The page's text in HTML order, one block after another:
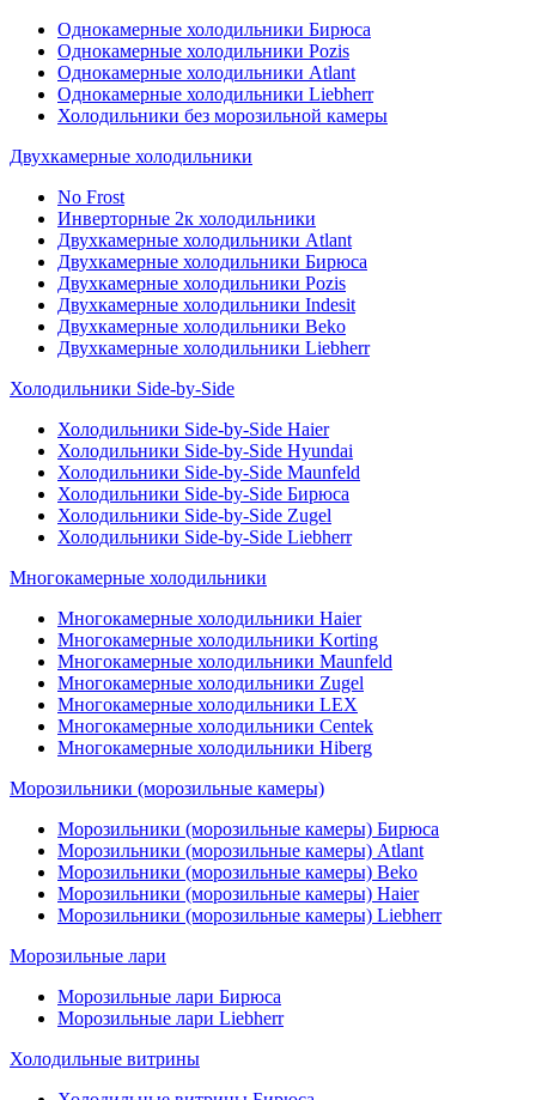
Однокамерные холодильники Бирюса
Однокамерные холодильники Pozis
Однокамерные холодильники Atlant
Однокамерные холодильники Liebherr
Холодильники без морозильной камеры
Двухкамерные холодильники
No Frost
Инверторные 2к холодильники
Двухкамерные холодильники Atlant
Двухкамерные холодильники Бирюса
Двухкамерные холодильники Pozis
Двухкамерные холодильники Indesit
Двухкамерные холодильники Beko
Двухкамерные холодильники Liebherr
Холодильники Side-by-Side
Холодильники Side-by-Side Haier
Холодильники Side-by-Side Hyundai
Холодильники Side-by-Side Maunfeld
Холодильники Side-by-Side Бирюса
Холодильники Side-by-Side Zugel
Холодильники Side-by-Side Liebherr
Многокамерные холодильники
Многокамерные холодильники Haier
Многокамерные холодильники Korting
Многокамерные холодильники Maunfeld
Многокамерные холодильники Zugel
Многокамерные холодильники LEX
Многокамерные холодильники Centek
Многокамерные холодильники Hiberg
Морозильники (морозильные камеры)
Морозильники (морозильные камеры) Бирюса
Морозильники (морозильные камеры) Atlant
Морозильники (морозильные камеры) Beko
Морозильники (морозильные камеры) Haier
Морозильники (морозильные камеры) Liebherr
Морозильные лари
Морозильные лари Бирюса
Морозильные лари Liebherr
Холодильные витрины